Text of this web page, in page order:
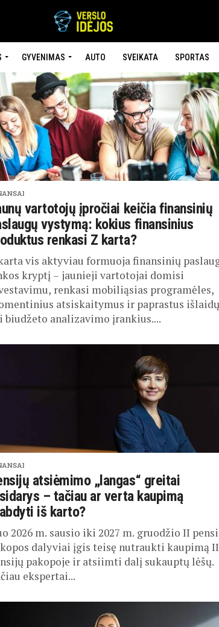
GYVENIMAS AUTO SVEIKATA SPORTAS
vartotojų įpročiai keičia finansinių
vystymą: kokius finansinius
renkasi Z karta?
vis aktyviau formuoja finansinių
kryptį – jaunieji vartotojai domisi
renkasi mobiliąsias programėles,
atsiskaitymus ir paprastus išlaidų
biudžeto analizavimo įrankius....
atsiėmimo „langas“ greitai
– tačiau ar verta kaupimą
iš karto?
2026 m. sausio iki 2027 m. gruodžio II
dalyviai įgis teisę nutraukti kaupimą II
pakopoje ir atsiimti dalį sukauptų lėšų.
ekspertai...